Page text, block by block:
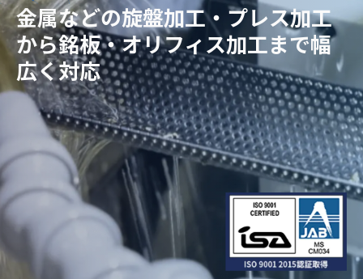
金属などの旋盤加工・プレス加工
から銘板・オリフィス加工まで幅
広く対応